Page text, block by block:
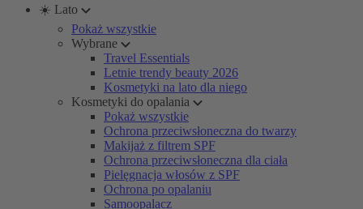
☀️ Lato
Pokaż wszystkie
Wybrane
Travel Essentials
Letnie trendy beauty 2026
Kosmetyki na lato dla niego
Kosmetyki do opalania
Pokaż wszystkie
Ochrona przeciwsłoneczna do twarzy
Makijaż z filtrem SPF
Ochrona przeciwsłoneczna dla ciała
Pielęgnacja włosów z SPF
Ochrona po opalaniu
Samoopalacz